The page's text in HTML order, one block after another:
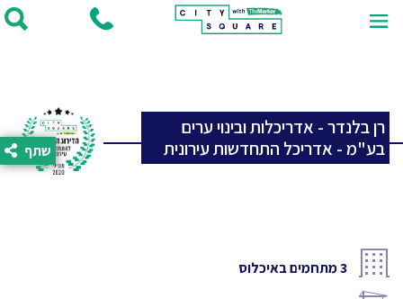
רן בלנדר - אדריכלות ובינוי ערים
בע"מ - אדריכל התחדשות עירונית
שתף
3מתחמים באיכלוס